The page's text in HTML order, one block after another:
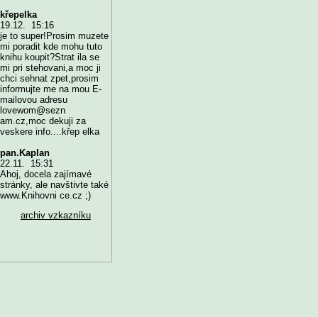
křepelka
19.12. 15:16
je to super!Prosim muzete
mi poradit kde mohu tuto
knihu koupit?Strat ila se
mi pri stehovani,a moc ji
chci sehnat zpet,prosim
informujte me na mou E-
mailovou adresu
lovewom@sezn
am.cz,moc dekuji za
veskere info....křep elka
pan.Kaplan
22.11. 15:31
Ahoj, docela zajímavé
stránky, ale navštivte také
www.Knihovni ce.cz ;)
archiv vzkazníku